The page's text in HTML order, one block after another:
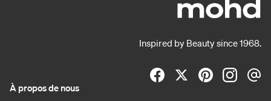
Inspired by Beauty since 1968.
À propos de nous